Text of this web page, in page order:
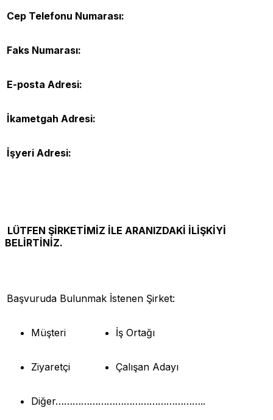
Cep Telefonu Numarası:
Faks Numarası:
E-posta Adresi:
İkametgah Adresi:
İşyeri Adresi:
LÜTFEN ŞİRKETİMİZ İLE ARANIZDAKİ İLİŞKİYİ
BELİRTİNİZ.
Başvuruda Bulunmak İstenen Şirket:
Müşteri İş Ortağı
Ziyaretçi Çalışan Adayı
Diğer……………………………………………..